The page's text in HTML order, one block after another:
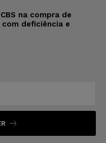
na compra de
deficiência e